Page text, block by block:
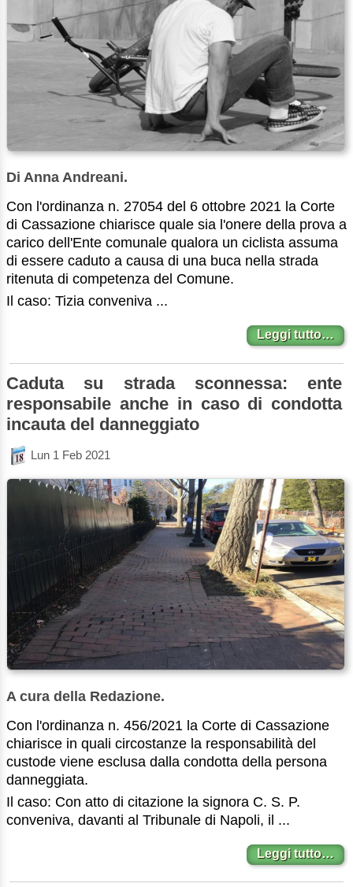
Di Anna Andreani.
Con l'ordinanza n. 27054 del 6 ottobre 2021 la Corte
di Cassazione chiarisce quale sia l'onere della prova a
carico dell'Ente comunale qualora un ciclista assuma
di essere caduto a causa di una buca nella strada
ritenuta di competenza del Comune.
Il caso: Tizia conveniva ...
Leggi tutto…
Caduta su strada sconnessa: ente
responsabile anche in caso di condotta
incauta del danneggiato
Lun 1 Feb 2021
A cura della Redazione.
Con l'ordinanza n. 456/2021 la Corte di Cassazione
chiarisce in quali circostanze la responsabilità del
custode viene esclusa dalla condotta della persona
danneggiata.
Il caso: Con atto di citazione la signora C. S. P.
conveniva, davanti al Tribunale di Napoli, il ...
Leggi tutto…